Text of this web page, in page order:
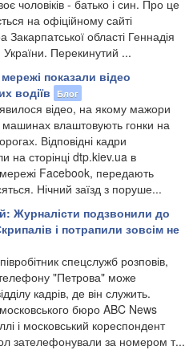
чоловіків - батько і син. Про це
на офіційному сайті
Закарпатської області Геннадія
Перекинутий ...
показали відео
водіїв
Блог
відео, на якому мажори
машинах влаштовують гонки на
Відповідні кадри
на сторінці dtp.kiev.ua в
мережі Facebook, передають
Нічний заїзд з поруше...
Журналісти подзвонили до
і потрапили зовсім не
спецслужб розповів,
"Петрова" може
кадрів, де він служить.
бюро ABC News
і московський кореспондент
зателефонували за номером т...